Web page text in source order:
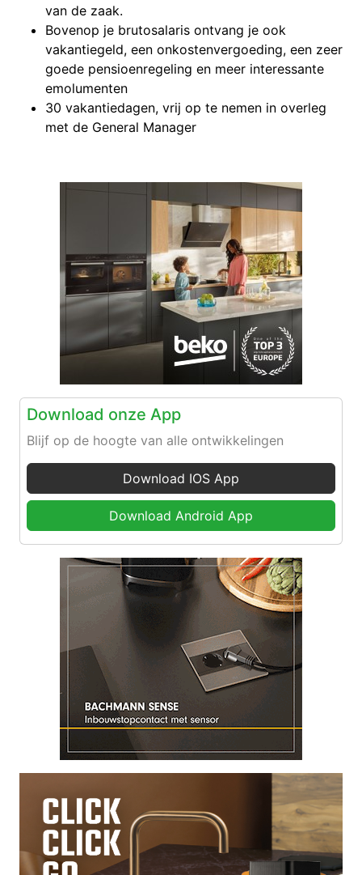
van de zaak.
Bovenop je brutosalaris ontvang je ook
vakantiegeld, een onkostenvergoeding, een zeer
goede pensioenregeling en meer interessante
emolumenten
30 vakantiedagen, vrij op te nemen in overleg
met de General Manager
Download onze App
Blijf op de hoogte van alle ontwikkelingen
Download IOS App
Download Android App